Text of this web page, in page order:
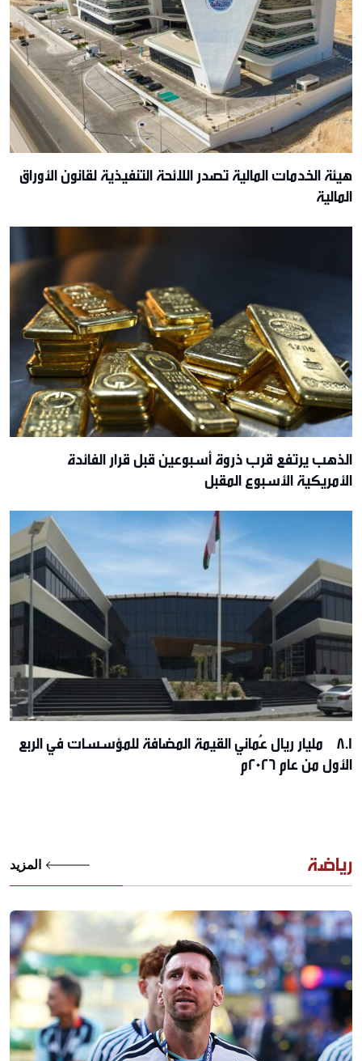
هيئة الخدمات المالية تصدر اللائحة التنفيذية لقانون الأوراق
المالية
الذهب يرتفع قرب ذروة أسبوعين قبل قرار الفائدة
الأمريكية الأسبوع المقبل
8.1 مليار ريال عُماني القيمة المضافة للمؤسسات في الربع
الأول من عام 2026م
رياضة المزيد